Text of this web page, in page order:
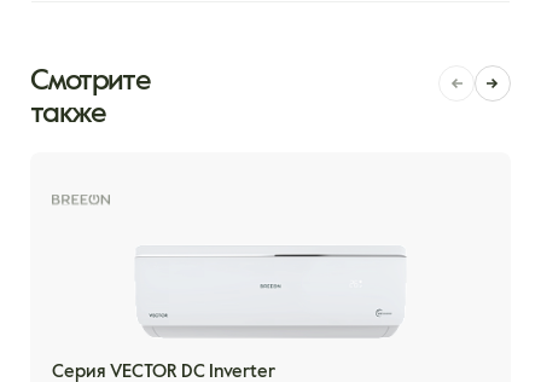
Смотрите
также
Серия VECTOR DC Inverter